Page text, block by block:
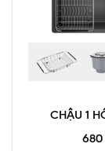
CHẬU 1
680